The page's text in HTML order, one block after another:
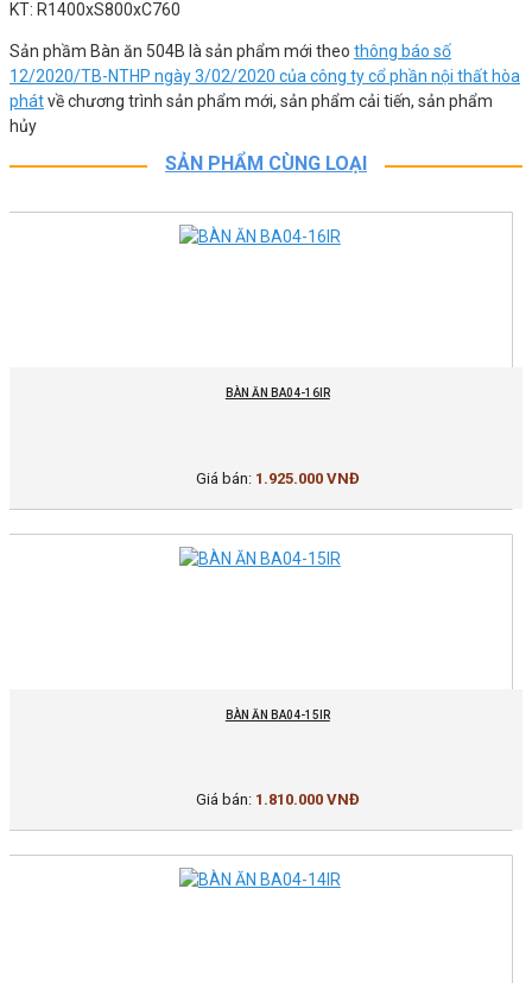
KT: R1400xS800xC760
Sản phầm Bàn ăn 504B là sản phẩm mới theo thông báo số
12/2020/TB-NTHP ngày 3/02/2020 của công ty cổ phần nội thất hòa
phátvề chương trình sản phẩm mới, sản phẩm cải tiến, sản phẩm
hủy
SẢN PHẨM CÙNG LOẠI
BÀN ĂN BA04-16IR
Giá bán: 1.925.000 VNĐ
BÀN ĂN BA04-15IR
Giá bán: 1.810.000 VNĐ